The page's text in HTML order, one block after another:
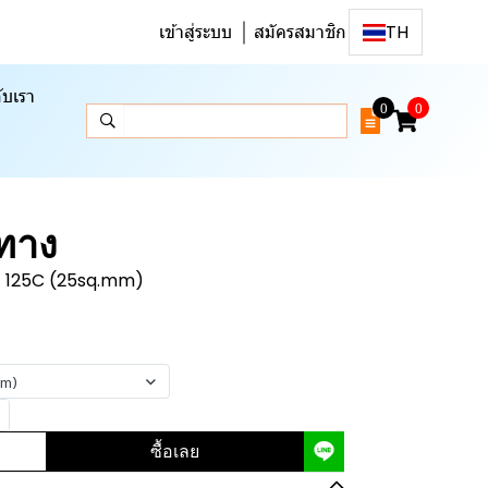
เข้าสู่ระบบ สมัครสมาชิก TH
เรา
0 0
าง
(25sq.mm)
ซื้อเลย